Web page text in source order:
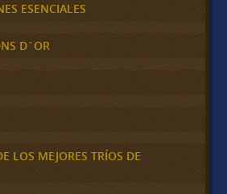
ESENCIALES
D´OR
LOS MEJORES TRÍOS DE